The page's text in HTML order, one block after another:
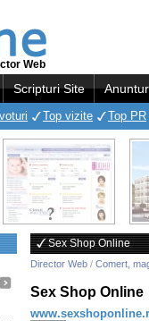
Web
Scripturi Site
Top vizite Top PR
Sex Shop Online
Director Web / Comert,
Sex Shop Online